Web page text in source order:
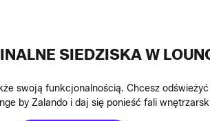
SIEDZISKA W
swoją funkcjonalnością. Chcesz
by Zalando i daj się ponieść fali